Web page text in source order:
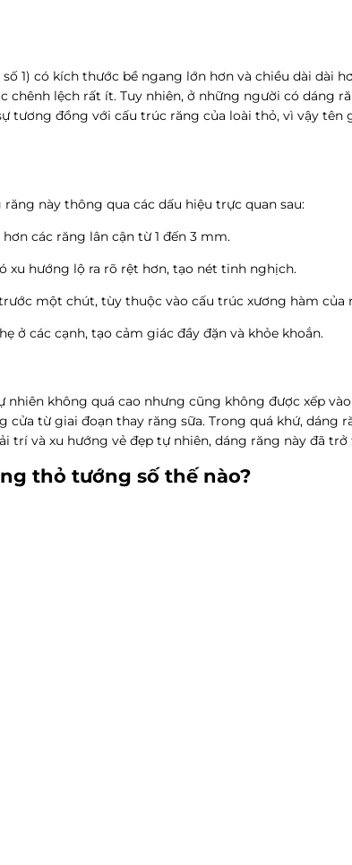
1) có kích thước bề ngang lớn hơn và chiều dài dài
chênh lệch rất ít. Tuy nhiên, ở những người có dáng
tương đồng với cấu trúc răng của loài thỏ, vì vậy
này thông qua các dấu hiệu trực quan sau:
các răng lân cận từ 1 đến 3 mm.
xu hướng lộ ra rõ rệt hơn, tạo nét tinh nghịch.
một chút, tùy thuộc vào cấu trúc xương hàm của
ở các cạnh, tạo cảm giác đầy đặn và khỏe khoắn.
nhiên không quá cao nhưng cũng không được xếp
từ giai đoạn thay răng sữa. Trong quá khứ,
trí và xu hướng vẻ đẹp tự nhiên, dáng răng này đã
thỏ tướng số thế nào?